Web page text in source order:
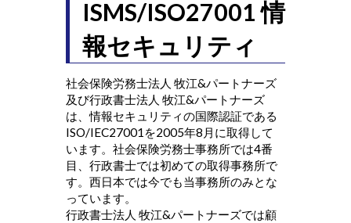
ISMS/ISO27001 情
報セキュリティ
社会保険労務士法人 牧江&パートナーズ
及び行政書士法人 牧江&パートナーズ
は、情報セキュリティの国際認証である
ISO/IEC27001を2005年8月に取得して
います。社会保険労務士事務所では4番
目、行政書士では初めての取得事務所で
す。西日本では今でも当事務所のみとな
っています。
行政書士法人 牧江&パートナーズでは顧